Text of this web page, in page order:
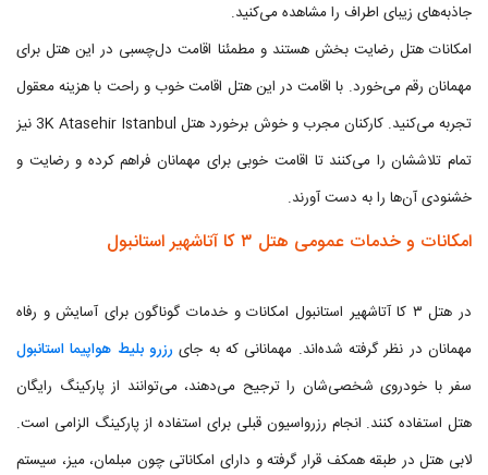
جاذبه‌های زیبای اطراف را مشاهده می‌کنید.
امکانات هتل رضایت بخش هستند و مطمئنا اقامت دل‌چسبی در این هتل برای
مهمانان رقم می‌خورد. با اقامت در این هتل اقامت خوب و راحت با هزینه معقول
تجربه می‌کنید. کارکنان مجرب و خوش برخورد هتل 3K Atasehir Istanbul نیز
تمام تلاششان را می‌کنند تا اقامت خوبی برای مهمانان فراهم کرده و رضایت و
خشنودی آن‌ها را به دست آورند.
امکانات و خدمات عمومی هتل ۳ کا آتاشهیر استانبول
در هتل ۳ کا آتاشهیر استانبول امکانات و خدمات گوناگون برای آسایش و رفاه
مهمانان در نظر گرفته شده‌اند. مهمانانی که به جای رزرو بلیط هواپیما استانبول
سفر با خودروی شخصی‌شان را ترجیح می‌دهند، می‌توانند از پارکینگ رایگان
هتل استفاده کنند. انجام رزرواسیون قبلی برای استفاده از پارکینگ الزامی است.
لابی هتل در طبقه همکف قرار گرفته و دارای امکاناتی چون مبلمان، میز، سیستم